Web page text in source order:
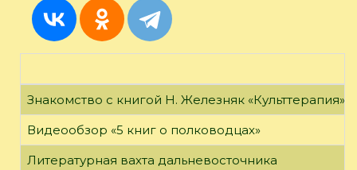
Знакомство с книгой Н. Железняк «Культтерапия»
Видеообзор «5 книг о полководцах»
Литературная вахта дальневосточника